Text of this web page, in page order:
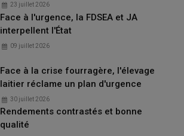
23 juillet 2026
Face à l'urgence, la FDSEA et JA
interpellent l'État
09 juillet 2026
Face à la crise fourragère, l'élevage
laitier réclame un plan d'urgence
30 juillet 2026
Rendements contrastés et bonne
qualité